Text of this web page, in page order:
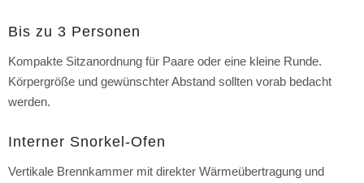
Bis zu 3 Personen
Kompakte Sitzanordnung für Paare oder eine kleine Runde.
Körpergröße und gewünschter Abstand sollten vorab bedacht
werden.
Interner Snorkel-Ofen
Vertikale Brennkammer mit direkter Wärmeübertragung und